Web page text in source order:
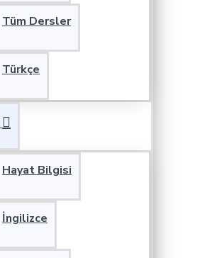
Tüm Dersler
Türkçe
Hayat Bilgisi
İngilizce